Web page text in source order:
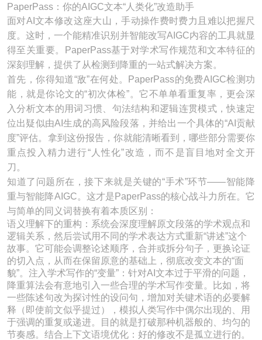
PaperPass：你的AIGC文本“人类化”改造助手
面对AI文本修改这座大山，手动操作费时费力且难以把握尺
度。这时，一个能精准识别并智能改写AIGC内容的工具就显
得至关重要。PaperPass基于对学术写作规范和文本特征的
深刻理解，提供了从检测到降重的一站式解决方案。
首先，你得知道“敌”在何处。PaperPass的免费AIGC检测功
能，就是你论文的“初次体检”。它不单单看重复率，更会深
入分析文本的用词习惯、句法结构和逻辑连贯模式，快速定
位出疑似由AI生成的高风险段落，并给出一个具体的“AI贡献
度”评估。拿到这份报告，你就能清晰看到，哪些部分需要你
重点投入精力进行“人性化”改造，而不是盲目地对全文开
刀。
知道了问题所在，接下来就是关键的“手术”环节——智能降
重与智能降AIGC。这才是PaperPass的核心战斗力所在。它
与简单的同义词替换有着本质区别：
语义理解下的重构：系统会深度理解原文段落的学术观点和
逻辑关系，然后尝试用不同的学术表达方式重新“讲述”这个
故事。它可能会调整论述顺序，合并或拆分句子，更换论证
的切入点，从而在保留原意的基础上，彻底改变文本的“面
貌”。注入学术写作的“变量”：针对AI文本过于平滑的问题，
降重算法会有意地引入一些合理的学术写作变量。比如，将
一些陈述句改为探讨性的设问句，增加对关键术语的必要解
释（即使前文似乎提过），模拟人类写作中偶尔出现的、用
于强调的重复或递进。目的就是打破那种机器般的、均匀的
节奏感。结合上下文语境优化：好的修改不是孤立进行的。